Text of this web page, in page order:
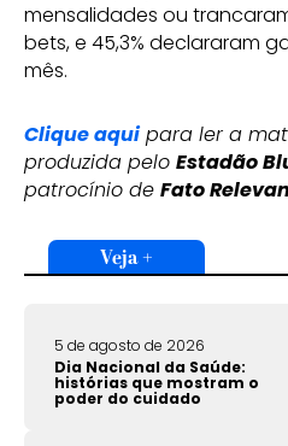
mensalidades ou
bets, e 45,3% declararam
mês.
Clique aquipara ler a
produzida pelo Estadão
patrocínio de Fato
Veja +
5 de agosto de 2026
Dia Nacional da Saúde:
histórias que mostram o
poder do cuidado